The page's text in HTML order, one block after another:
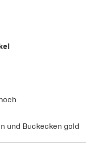
und Buckecken gold